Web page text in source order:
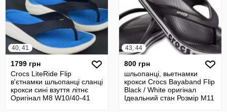
40, 41
1799 грн
Crocs LiteRide Flip
в'єтнамки шльопанці сланці
крокси сині взуття літнє
Оригінал M8 W10/40-41
43, 44
800 грн
шльопанці, вьетнамки
крокси Crocs Bayaband Flip
Black / White оригінал
Ідеальний стан Розмір M11